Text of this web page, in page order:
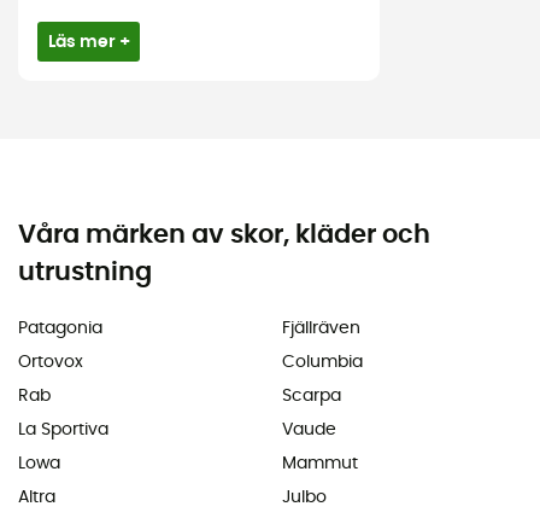
Läs mer +
Våra märken av skor, kläder och
utrustning
Patagonia
Ortovox
Rab
La Sportiva
Lowa
Altra
Fjällräven
Columbia
Scarpa
Vaude
Mammut
Julbo